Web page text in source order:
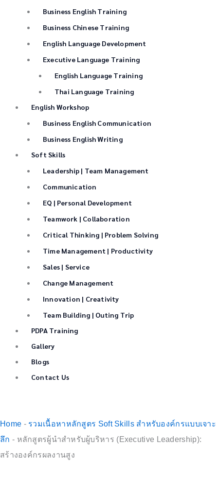
Business English Training
Business Chinese Training
English Language Development
Executive Language Training
English Language Training
Thai Language Training
English Workshop
Business English Communication
Business English Writing
Soft Skills
Leadership | Team Management
Communication
EQ | Personal Development
Teamwork | Collaboration
Critical Thinking | Problem Solving
Time Management | Productivity
Sales | Service
Change Management
Innovation | Creativity
Team Building | Outing Trip
PDPA Training
Gallery
Blogs
Contact Us
Home - รวมเนื้อหาหลักสูตร Soft Skills สำหรับองค์กรแบบเจาะ
ลึก - หลักสูตรผู้นำสำหรับผู้บริหาร (Executive Leadership):
สร้างองค์กรผลงานสูง